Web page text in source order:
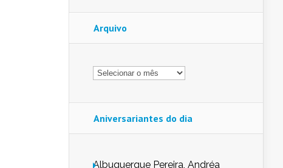
Arquivo
Arquivo
Aniversariantes do dia
Albuquerque Pereira, Andréa